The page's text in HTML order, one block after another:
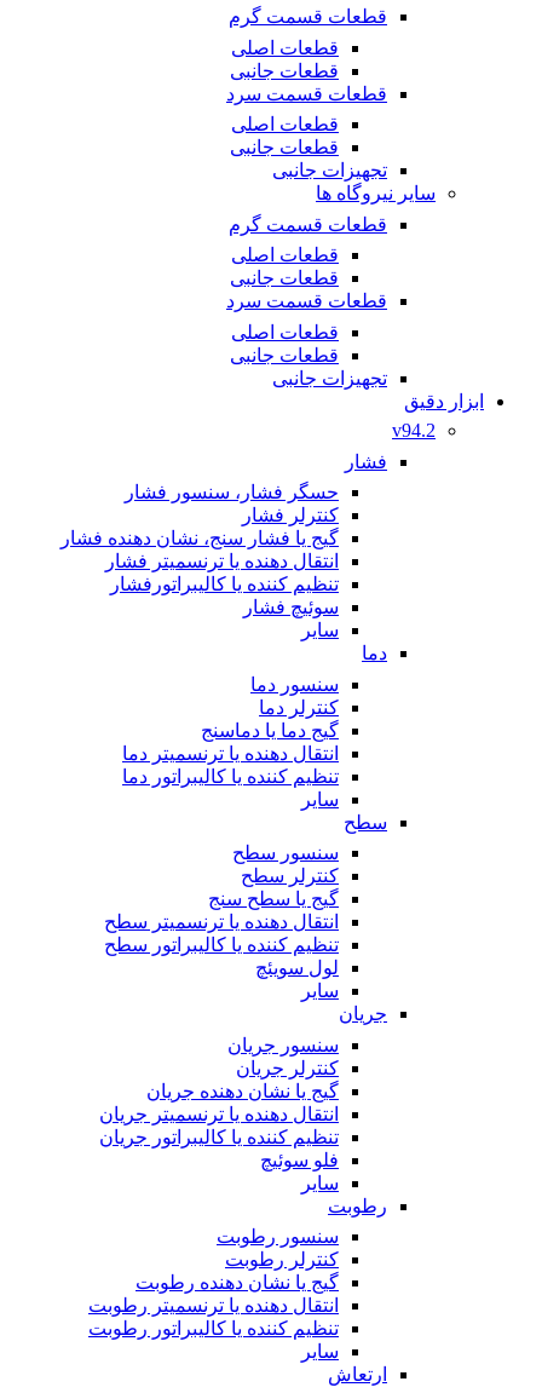
قطعات قسمت گرم
قطعات اصلی
قطعات جانبی
قطعات قسمت سرد
قطعات اصلی
قطعات جانبی
تجهیزات جانبی
سایر نیروگاه ها
قطعات قسمت گرم
قطعات اصلی
قطعات جانبی
قطعات قسمت سرد
قطعات اصلی
قطعات جانبی
تجهیزات جانبی
ابزار دقیق
v94.2
فشار
حسگر فشار، سنسور فشار
کنترلر فشار
گیج یا فشار سنج، نشان دهنده فشار
انتقال دهنده یا ترنسمیتر فشار
تنظیم کننده یا کالیبراتورفشار
سوئیچ فشار
سایر
دما
سنسور دما
کنترلر دما
گیج دما یا دماسنج
انتقال دهنده یا ترنسمیتر دما
تنظیم کننده یا کالیبراتور دما
سایر
سطح
سنسور سطح
کنترلر سطح
گیج یا سطح سنج
انتقال دهنده یا ترنسمیتر سطح
تنظیم کننده یا کالیبراتور سطح
لول سویئچ
سایر
جریان
سنسور جریان
کنترلر جریان
گیج یا نشان دهنده جریان
انتقال دهنده یا ترنسمیتر جریان
تنظیم کننده یا کالیبراتور جریان
فلو سوئیچ
سایر
رطوبت
سنسور رطوبت
کنترلر رطوبت
گیج یا نشان دهنده رطوبت
انتقال دهنده یا ترنسمیتر رطوبت
تنظیم کننده یا کالیبراتور رطوبت
سایر
ارتعاش